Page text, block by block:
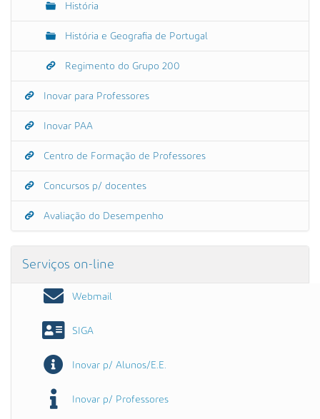
História
História e Geografia de Portugal
Regimento do Grupo 200
Inovar para Professores
Inovar PAA
Centro de Formação de Professores
Concursos p/ docentes
Avaliação do Desempenho
Serviços on-line
Webmail
SIGA
Inovar p/ Alunos/E.E.
Inovar p/ Professores